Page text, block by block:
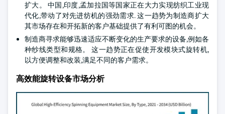
扩大。 中国,印度,孟加拉国等国家正在大力实现纺织工业现
代化,带动了对先进纺机的强劲需求. 这一趋势为制造商扩大
其市场存在和开拓新的客户基础提供了有利可图的机会。
制造商寻求能够迅速适应不断变化的生产要求的设备,例如各
种纱线类型和规格。 这一趋势正在促使开发模块式旋转机,
以方便调整和改装,满足不同的客户需求。
高效能旋转设备市场分析